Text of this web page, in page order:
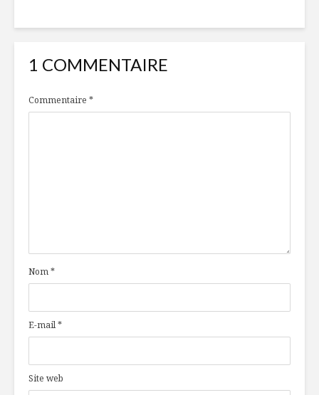
1 COMMENTAIRE
Commentaire *
Nom*
E-mail*
Site web